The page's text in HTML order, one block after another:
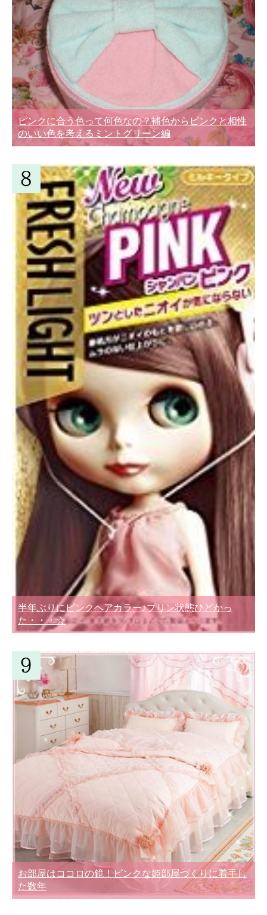
ピンクに合う色って何色なの？補色からピンクと相性
のいい色を考えるミントグリーン編
半年ぶりにピンクヘアカラー♪プリン状態ひどかっ
た・・・☆
お部屋はココロの鏡！ピンクな姫部屋づくりに着手し
た数年